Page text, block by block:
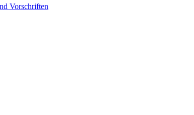
Vorschriften